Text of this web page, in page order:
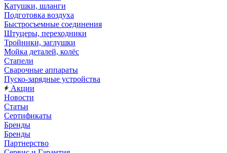
Катушки, шланги
Подготовка воздуха
Быстросъемные соединения
Штуцеры, переходники
Тройники, заглушки
Мойка деталей, колёс
Стапели
Сварочные аппараты
Пуско-зарядные устройства
Акции
Новости
Статьи
Сертификаты
Бренды
Бренды
Партнерство